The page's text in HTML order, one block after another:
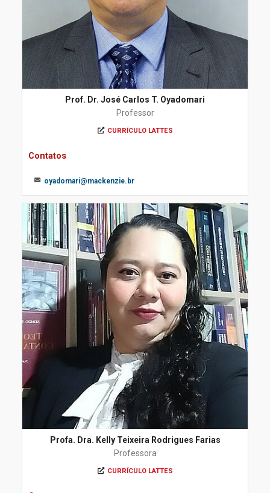
Prof. Dr. José Carlos T. Oyadomari
Professor
CURRÍCULO LATTES
Contatos
oyadomari@mackenzie.br
Profa. Dra. Kelly Teixeira Rodrigues Farias
Professora
CURRÍCULO LATTES